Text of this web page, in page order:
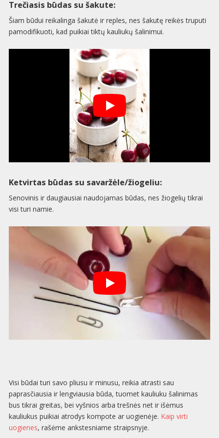
Trečiasis būdas su šakute:
Šiam būdui reikalinga šakutė ir reples, nes šakutę reikės truputi
pamodifikuoti, kad puikiai tiktų kauliukų šalinimui.
Ketvirtas būdas su savaržėle/žiogeliu:
Senovinis ir daugiausiai naudojamas būdas, nes žiogelių tikrai
visi turi namie.
Visi būdai turi savo pliusu ir minusu, reikia atrasti sau
paprasčiausia ir lengviausia būda, tuomet kauliuku šalinimas
bus tikrai greitas, bei vyšnios arba trešnės net ir išėmus
kauliukus puikiai atrodys kompote ar uogienėje. Kaip virti
uogienes, rašėme ankstesniame straipsnyje.